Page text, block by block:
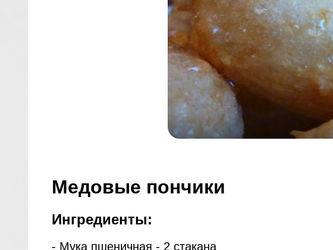
Медовые пончики
Ингредиенты:
- Мука пшеничная - 2 стакана